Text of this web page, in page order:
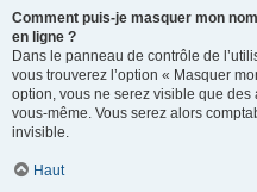
Comment puis-je masquer mon
en ligne ?
Dans le panneau de contrôle de
vous trouverez l’option « Masquer
option, vous ne serez visible que
vous-même. Vous serez alors
invisible.
Haut